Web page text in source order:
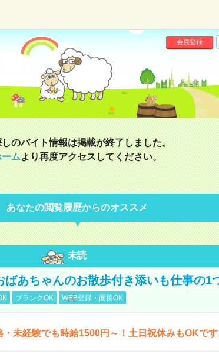
会員登録
のバイト情報は掲載が終了しました。
ームより再度アクセスしてください。
あなたの閲覧履歴からのオススメ
未読
ばあちゃんのお散歩付き添いも仕事の1
ブランクOK WEB登録・面接OK
未経験でも時給1500円～！土日祝休みもOKです